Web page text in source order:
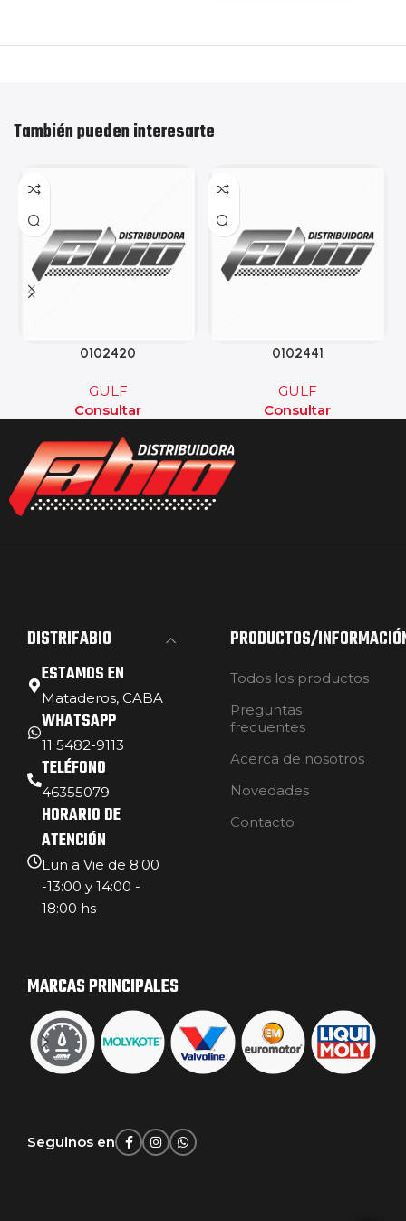
También pueden interesarte
0102420
GULF
Consultar
0102441
GULF
Consultar
DISTRIFABIO
ESTAMOS EN
Mataderos, CABA
WHATSAPP
11 5482-9113
TELÉFONO
46355079
HORARIO DE
ATENCIÓN
Lun a Vie de 8:00
-13:00 y 14:00 -
18:00 hs
PRODUCTOS/
Todos los productos
Preguntas
frecuentes
Acerca de nosotros
Novedades
Contacto
MARCAS PRINCIPALES
Seguinos en